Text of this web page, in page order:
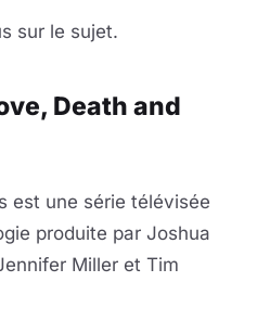
sur le sujet.
Death and
est une série télévisée
produite par Joshua
Miller et Tim